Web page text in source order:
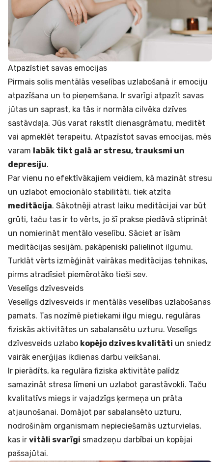
Atpazīstiet savas emocijas
Pirmais solis mentālās veselības uzlabošanā ir emociju
atpazīšana un to pieņemšana. Ir svarīgi atpazīt savas
jūtas un saprast, ka tās ir normāla cilvēka dzīves
sastāvdaļa. Jūs varat rakstīt dienasgrāmatu, meditēt
vai apmeklēt terapeitu. Atpazīstot savas emocijas, mēs
varam labāk tikt galā ar stresu, trauksmi un
depresiju.
Par vienu no efektīvākajiem veidiem, kā mazināt stresu
un uzlabot emocionālo stabilitāti, tiek atzīta
meditācija. Sākotnēji atrast laiku meditācijai var būt
grūti, taču tas ir to vērts, jo šī prakse piedāvā stiprināt
un nomierināt mentālo veselību. Sāciet ar īsām
meditācijas sesijām, pakāpeniski palielinot ilgumu.
Turklāt vērts izmēģināt vairākas meditācijas tehnikas,
pirms atradīsiet piemērotāko tieši sev.
Veselīgs dzīvesveids
Veselīgs dzīvesveids ir mentālās veselības uzlabošanas
pamats. Tas nozīmē pietiekami ilgu miegu, regulāras
fiziskās aktivitātes un sabalansētu uzturu. Veselīgs
dzīvesveids uzlabo kopējo dzīves kvalitāti un sniedz
vairāk enerģijas ikdienas darbu veikšanai.
Ir pierādīts, ka regulāra fiziska aktivitāte palīdz
samazināt stresa līmeni un uzlabot garastāvokli. Taču
kvalitatīvs miegs ir vajadzīgs ķermeņa un prāta
atjaunošanai. Domājot par sabalansēto uzturu,
nodrošinām organismam nepieciešamās uzturvielas,
kas ir vitāli svarīgi smadzeņu darbībai un kopējai
pašsajūtai.